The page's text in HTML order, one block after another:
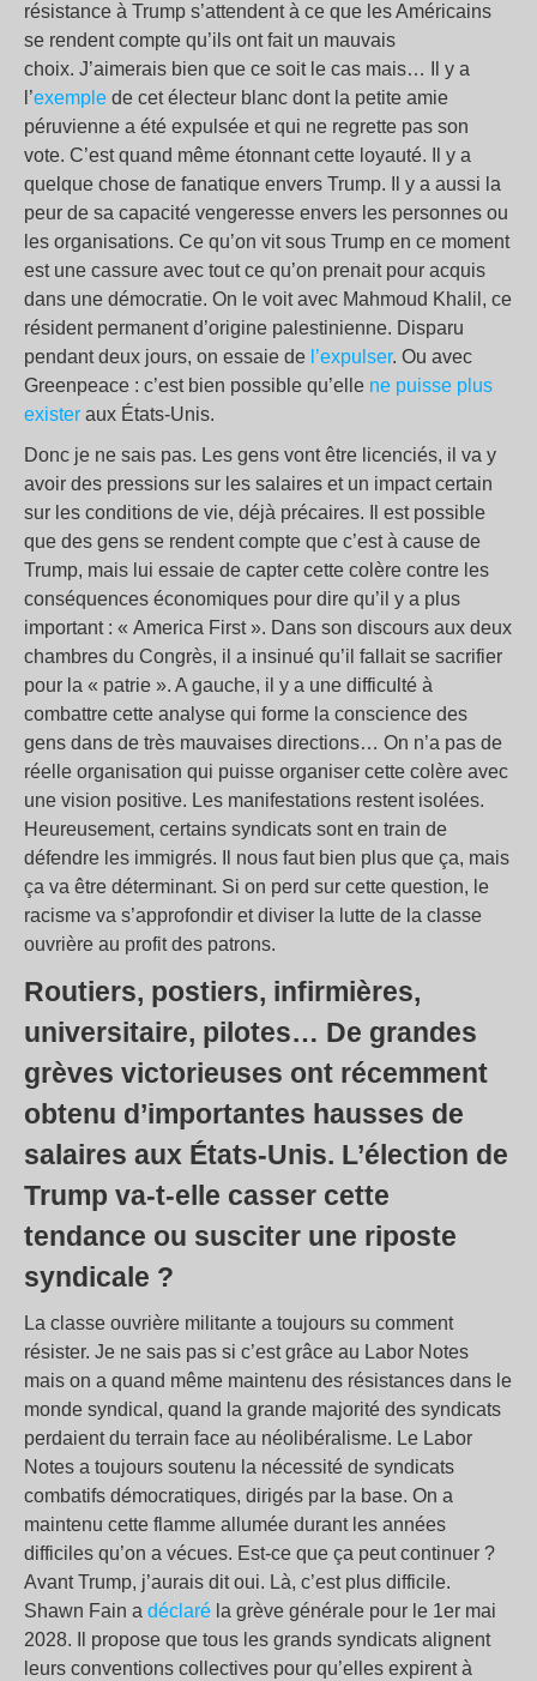
résistance à Trump s’attendent à ce que les Américains
se rendent compte qu’ils ont fait un mauvais
choix. J’aimerais bien que ce soit le cas mais… Il y a
l’exemple de cet électeur blanc dont la petite amie
péruvienne a été expulsée et qui ne regrette pas son
vote. C’est quand même étonnant cette loyauté. Il y a
quelque chose de fanatique envers Trump. Il y a aussi la
peur de sa capacité vengeresse envers les personnes ou
les organisations. Ce qu’on vit sous Trump en ce moment
est une cassure avec tout ce qu’on prenait pour acquis
dans une démocratie. On le voit avec Mahmoud Khalil, ce
résident permanent d’origine palestinienne. Disparu
pendant deux jours, on essaie de l’expulser. Ou avec
Greenpeace : c’est bien possible qu’elle ne puisse plus
exister aux États-Unis.
Donc je ne sais pas. Les gens vont être licenciés, il va y
avoir des pressions sur les salaires et un impact certain
sur les conditions de vie, déjà précaires. Il est possible
que des gens se rendent compte que c’est à cause de
Trump, mais lui essaie de capter cette colère contre les
conséquences économiques pour dire qu’il y a plus
important : « America First ». Dans son discours aux deux
chambres du Congrès, il a insinué qu’il fallait se sacrifier
pour la « patrie ». A gauche, il y a une difficulté à
combattre cette analyse qui forme la conscience des
gens dans de très mauvaises directions… On n’a pas de
réelle organisation qui puisse organiser cette colère avec
une vision positive. Les manifestations restent isolées.
Heureusement, certains syndicats sont en train de
défendre les immigrés. Il nous faut bien plus que ça, mais
ça va être déterminant. Si on perd sur cette question, le
racisme va s’approfondir et diviser la lutte de la classe
ouvrière au profit des patrons.
Routiers, postiers, infirmières,
universitaire, pilotes… De grandes
grèves victorieuses ont récemment
obtenu d’importantes hausses de
salaires aux États-Unis. L’élection de
Trump va-t-elle casser cette
tendance ou susciter une riposte
syndicale ?
La classe ouvrière militante a toujours su comment
résister. Je ne sais pas si c’est grâce au Labor Notes
mais on a quand même maintenu des résistances dans le
monde syndical, quand la grande majorité des syndicats
perdaient du terrain face au néolibéralisme. Le Labor
Notes a toujours soutenu la nécessité de syndicats
combatifs démocratiques, dirigés par la base. On a
maintenu cette flamme allumée durant les années
difficiles qu’on a vécues. Est-ce que ça peut continuer ?
Avant Trump, j’aurais dit oui. Là, c’est plus difficile.
Shawn Fain a déclaré la grève générale pour le 1er mai
2028. Il propose que tous les grands syndicats alignent
leurs conventions collectives pour qu’elles expirent à